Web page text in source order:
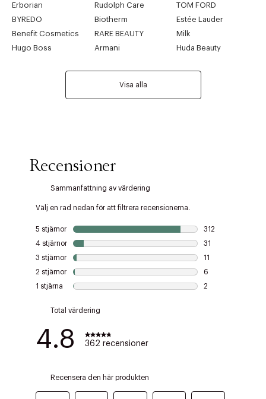
Erborian
Rudolph Care
TOM FORD
BYREDO
Biotherm
Estée Lauder
Benefit Cosmetics
RARE BEAUTY
Milk
Hugo Boss
Armani Huda Beauty
Visa alla